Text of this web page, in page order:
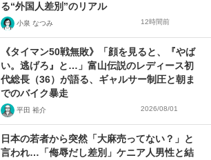
る“外国人差別”のリアル
小泉 なつみ 12時間前
《タイマン50戦無敗》「顔を見ると、『やば
い。逃げろ』と…」富山伝説のレディース初
代総長（36）が語る、ギャルサー制圧と朝ま
でのバイク暴走
平田 裕介 2026/08/01
日本の若者から突然「大麻売ってない？」と
言われ…「侮辱だし差別」ケニア人男性と結